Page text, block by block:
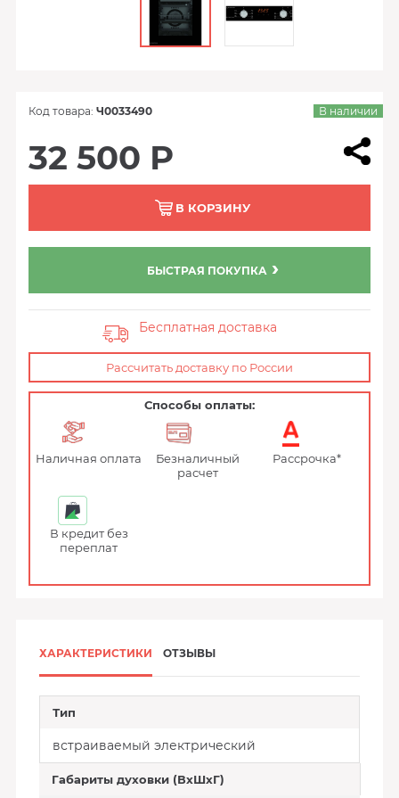
Код товара: Ч0033490 В наличии
32 500 Р
В КОРЗИНУ
БЫСТРАЯ ПОКУПКА
Бесплатная доставка
Рассчитать доставку по России
Способы оплаты:
Наличная оплата
Безналичный
расчет
Рассрочка*
В кредит без
переплат
ХАРАКТЕРИСТИКИ ОТЗЫВЫ
Тип
встраиваемый электрический
Габариты духовки (ВхШхГ)